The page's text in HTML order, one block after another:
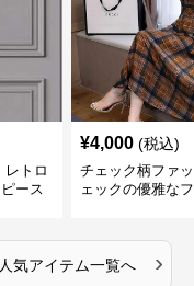
レトロ
ース
¥4,000 (税込)
チェック柄ファ
ェックの優雅な
人気アイテム一覧へ ›